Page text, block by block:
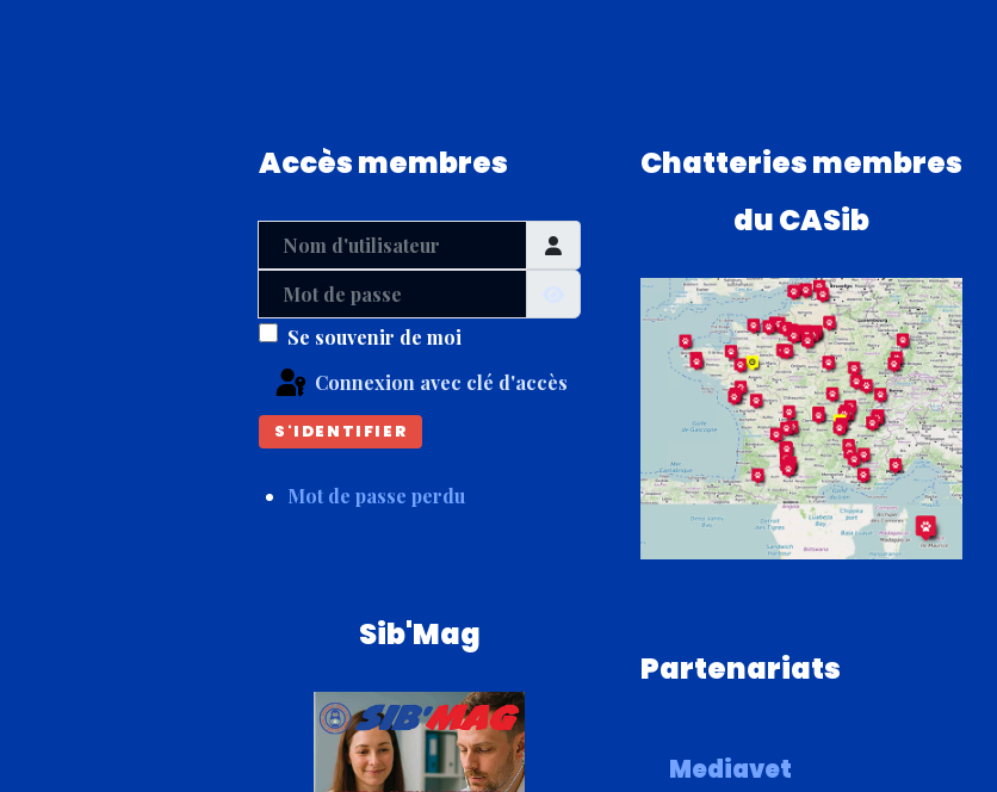
Accès membres
Nom d'utilisateur
Mot de passe
Afficher le mot de passe
Se souvenir de moi
Connexion avec clé d'accès
S'IDENTIFIER
Mot de passe perdu
Sib'Mag
Chatteries membres
du CASib
Partenariats
Mediavet